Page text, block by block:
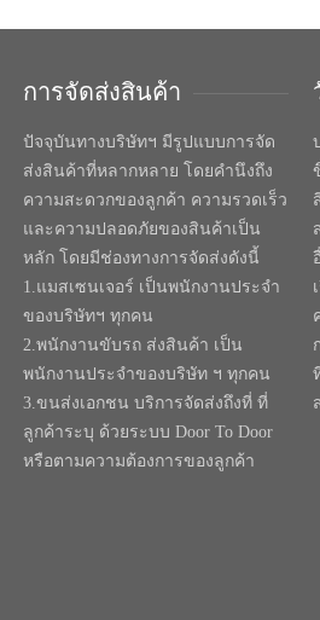
การจัดส่งสินค้า
ปัจจุบันทางบริษัทฯ มีรูปแบบการจัด
ส่งสินค้าที่หลากหลาย โดยคำนึงถึง
ความสะดวกของลูกค้า ความรวดเร็ว
และความปลอดภัยของสินค้าเป็น
หลัก โดยมีช่องทางการจัดส่งดังนี้
1.แมสเซนเจอร์ เป็นพนักงานประจำ
ของบริษัทฯ ทุกคน
2.พนักงานขับรถ ส่งสินค้า เป็น
พนักงานประจำของบริษัท ฯ ทุกคน
3.ขนส่งเอกชน บริการจัดส่งถึงที่ ที่
ลูกค้าระบุ ด้วยระบบ Door To Door
หรือตามความต้องการของลูกค้า